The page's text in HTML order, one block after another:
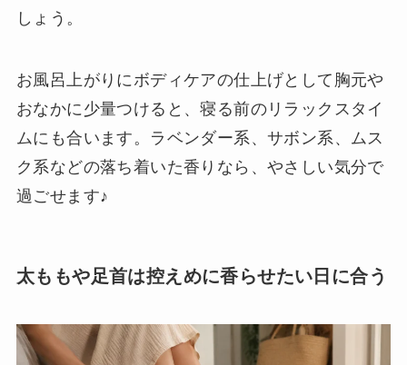
しょう。
お風呂上がりにボディケアの仕上げとして胸元や
おなかに少量つけると、寝る前のリラックスタイ
ムにも合います。ラベンダー系、サボン系、ムス
ク系などの落ち着いた香りなら、やさしい気分で
過ごせます♪
太ももや足首は控えめに香らせたい日に合う